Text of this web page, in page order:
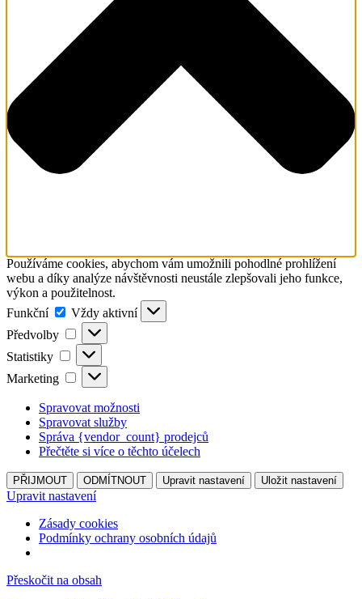
Používáme cookies, abychom vám umožnili pohodlné prohlížení
webu a díky analýze návštěvnosti neustále zlepšovali jeho funkce,
výkon a použitelnost.
Funkční
Funkční
Vždy aktivní
Předvolby
Předvolby
Statistiky Statistiky
Marketing Marketing
Spravovat možnosti
Spravovat služby
Správa {vendor_count} prodejců
Přečtěte si více o těchto účelech
PŘIJMOUT ODMÍTNOUT Upravit nastavení Uložit nastavení
Upravit nastavení
Zásady cookies
Podmínky ochrany osobních údajů
Přeskočit na obsah